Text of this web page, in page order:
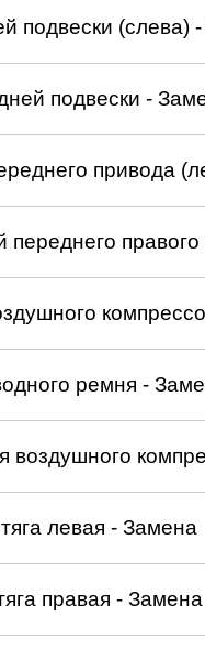
подвески (слева)
подвески -
привода
ремня -
воздушного
левая - Замена
правая - Замена